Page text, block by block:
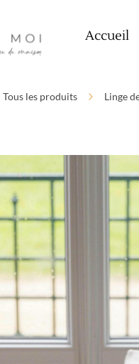
Accueil
Tous les produits Linge